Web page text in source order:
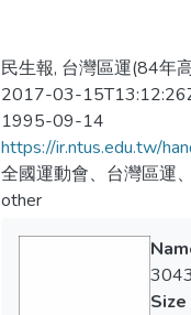
民生報, 台灣區運(84年
2017-03-
1995-09-14
https://ir.ntus.edu.tw/
全國運動會、台灣區運
other
Size